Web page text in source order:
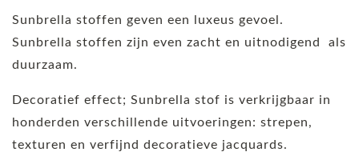
Sunbrella stoffen geven een luxeus gevoel.
Sunbrella stoffen zijn even zacht en uitnodigend als
duurzaam.
Decoratief effect; Sunbrella stof is verkrijgbaar in
honderden verschillende uitvoeringen: strepen,
texturen en verfijnd decoratieve jacquards.